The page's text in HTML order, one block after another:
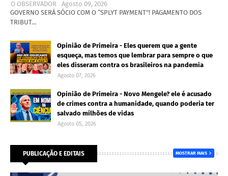
O OBSERVADOR
Agosto 09, 2026
GOVERNO SERÁ SÓCIO COM O “SPLYT PAYMENT”! PAGAMENTO DOS
TRIBUT…
Opinião de Primeira - Eles querem que a gente
esqueça, mas temos que lembrar para sempre o que
eles disseram contra os brasileiros na pandemia
Agosto 07, 2026
Opinião de Primeira - Novo Mengele? ele é acusado
de crimes contra a humanidade, quando poderia ter
salvado milhões de vidas
Agosto 05, 2026
PUBLICAÇÃO E EDITAIS MOSTRAR MAIS